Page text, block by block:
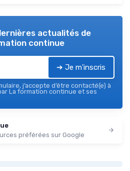
actualités de
continue
➔ Je m'inscris
j’accepte d’être contacté(e) à
La formation continue et ses
préférées sur Google